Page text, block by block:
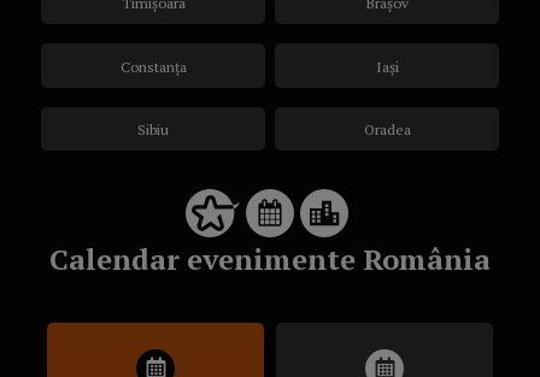
Constanța
Sibiu
Iași
Oradea
Calendar evenimente România